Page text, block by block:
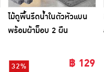
ไม้ถูพื้นรีดน้ำในตัวหัวแบน
พร้อมผ้าม็อบ 2 ผืน
32% ฿ 129